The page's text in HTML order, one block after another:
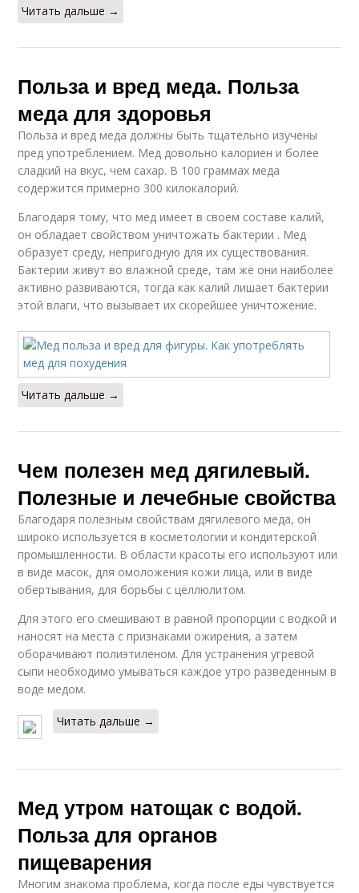
Читать дальше →
Польза и вред меда. Польза
меда для здоровья
Польза и вред меда должны быть тщательно изучены
пред употреблением. Мед довольно калориен и более
сладкий на вкус, чем сахар. В 100 граммах меда
содержится примерно 300 килокалорий.
Благодаря тому, что мед имеет в своем составе калий,
он обладает свойством уничтожать бактерии . Мед
образует среду, непригодную для их существования.
Бактерии живут во влажной среде, там же они наиболее
активно развиваются, тогда как калий лишает бактерии
этой влаги, что вызывает их скорейшее уничтожение.
Читать дальше →
Чем полезен мед дягилевый.
Полезные и лечебные свойства
Благодаря полезным свойствам дягилевого меда, он
широко используется в косметологии и кондитерской
промышленности. В области красоты его используют или
в виде масок, для омоложения кожи лица, или в виде
обертывания, для борьбы с целлюлитом.
Для этого его смешивают в равной пропорции с водкой и
наносят на места с признаками ожирения, а затем
оборачивают полиэтиленом. Для устранения угревой
сыпи необходимо умываться каждое утро разведенным в
воде медом.
Читать дальше →
Мед утром натощак с водой.
Польза для органов
пищеварения
Многим знакома проблема, когда после еды чувствуется